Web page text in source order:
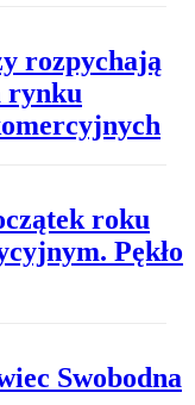
rozpychają
rynku
roku
Pękło
Swobodna